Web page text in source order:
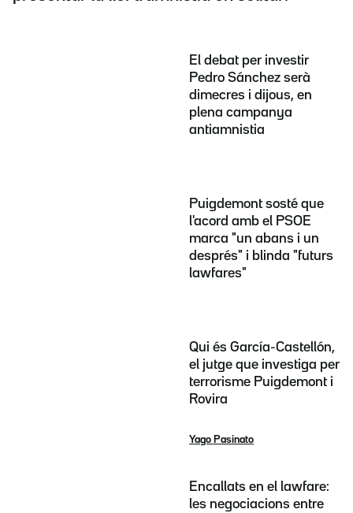
El debat per investir
Pedro Sánchez serà
dimecres i dijous, en
plena campanya
antiamnistia
Puigdemont sosté que
l'acord amb el PSOE
marca "un abans i un
després" i blinda "futurs
lawfares"
Qui és García-Castellón,
el jutge que investiga per
terrorisme Puigdemont i
Rovira
Yago Pasinato
Encallats en el lawfare:
les negociacions entre